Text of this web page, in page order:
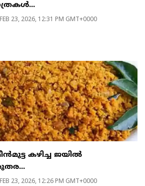
FEB 23, 2026, 12:31 PM GMT+0000
കഴിച്ച ജയില്‍
FEB 23, 2026, 12:26 PM GMT+0000